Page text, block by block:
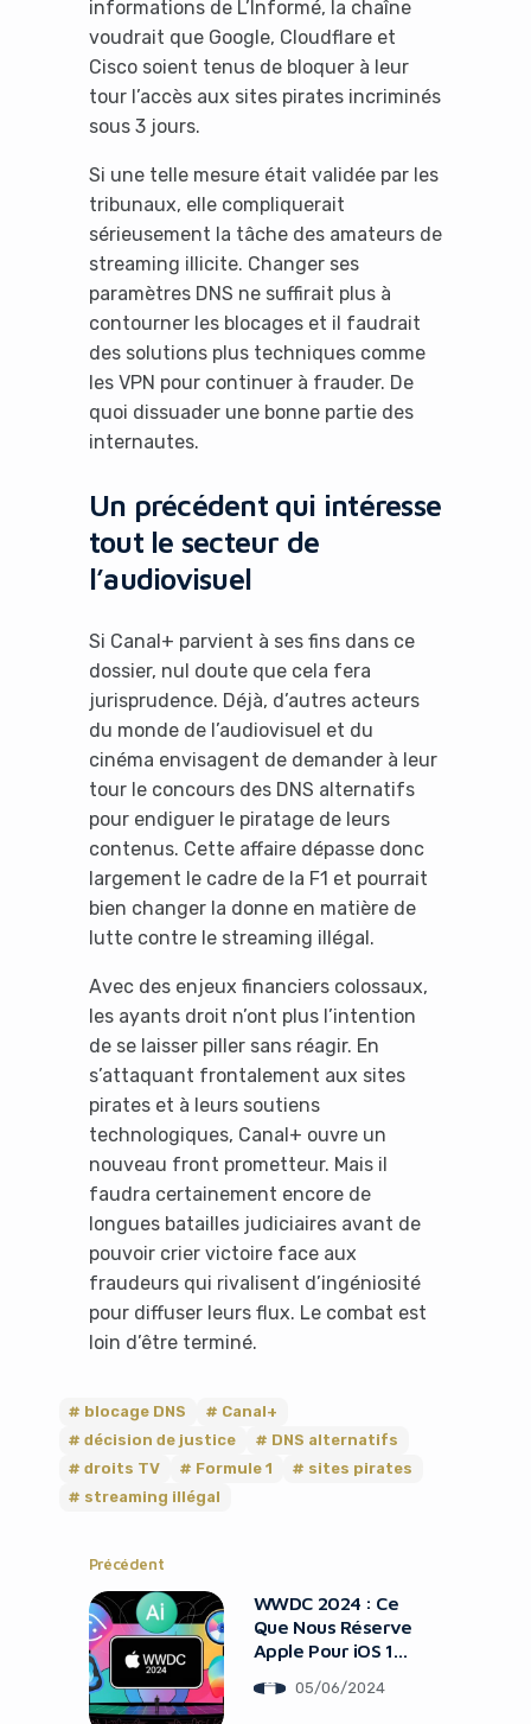
informations de L’Informé, la chaîne
voudrait que Google, Cloudflare et
Cisco soient tenus de bloquer à leur
tour l’accès aux sites pirates incriminés
sous 3 jours.
Si une telle mesure était validée par les
tribunaux, elle compliquerait
sérieusement la tâche des amateurs de
streaming illicite. Changer ses
paramètres DNS ne suffirait plus à
contourner les blocages et il faudrait
des solutions plus techniques comme
les VPN pour continuer à frauder. De
quoi dissuader une bonne partie des
internautes.
Un précédent qui intéresse
tout le secteur de
l’audiovisuel
Si Canal+ parvient à ses fins dans ce
dossier, nul doute que cela fera
jurisprudence. Déjà, d’autres acteurs
du monde de l’audiovisuel et du
cinéma envisagent de demander à leur
tour le concours des DNS alternatifs
pour endiguer le piratage de leurs
contenus. Cette affaire dépasse donc
largement le cadre de la F1 et pourrait
bien changer la donne en matière de
lutte contre le streaming illégal.
Avec des enjeux financiers colossaux,
les ayants droit n’ont plus l’intention
de se laisser piller sans réagir. En
s’attaquant frontalement aux sites
pirates et à leurs soutiens
technologiques, Canal+ ouvre un
nouveau front prometteur. Mais il
faudra certainement encore de
longues batailles judiciaires avant de
pouvoir crier victoire face aux
fraudeurs qui rivalisent d’ingéniosité
pour diffuser leurs flux. Le combat est
loin d’être terminé.
blocage DNS
Canal+
décision de justice
DNS alternatifs
droits TV
Formule 1
sites pirates
streaming illégal
Précédent
WWDC 2024 : Ce
Que Nous Réserve
Apple Pour iOS 18,
05/06/2024
It looks like you're
using an ad-blocker!